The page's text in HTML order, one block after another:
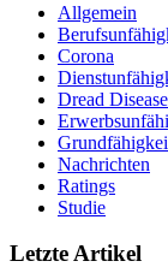
Allgemein
Corona
Dread
Nachrichten
Ratings
Studie
Letzte Artikel